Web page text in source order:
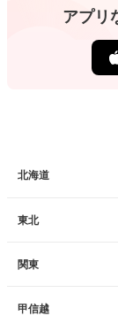
アプリ
北海道
東北
関東
甲信越